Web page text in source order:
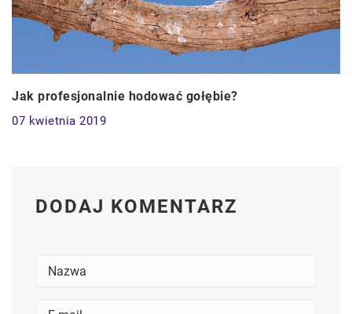
Jak profesjonalnie hodować gołębie?
07 kwietnia 2019
DODAJ KOMENTARZ